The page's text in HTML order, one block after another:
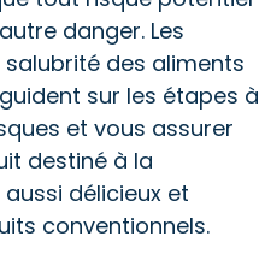
danger. Les
des aliments
sur les étapes à
et vous assurer
destiné à la
délicieux et
conventionnels.